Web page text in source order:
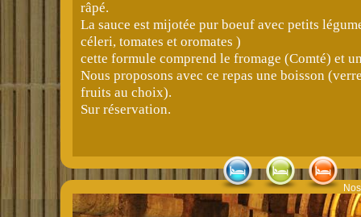
râpé.
La sauce est mijotée pur boeuf avec petits
céleri, tomates et oromates )
cette formule comprend le fromage (Comté) et
Nous proposons avec ce repas une boisson
fruits au choix).
Sur réservation.